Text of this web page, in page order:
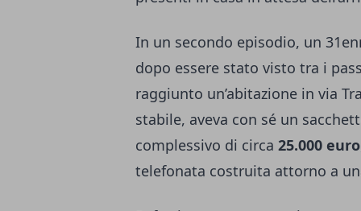
In un secondo episodio, un
dopo essere stato visto tra i
raggiunto un’abitazione in via
stabile, aveva con sé un
complessivo di circa 25.000 euro
telefonata costruita attorno a